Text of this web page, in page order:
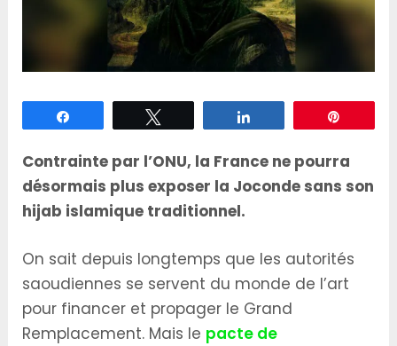
Contrainte par l’ONU, la France ne pourra
désormais plus exposer la Joconde sans son
hijab islamique traditionnel.
On sait depuis longtemps que les autorités
saoudiennes se servent du monde de l’art
pour financer et propager le Grand
Remplacement. Mais le pacte de